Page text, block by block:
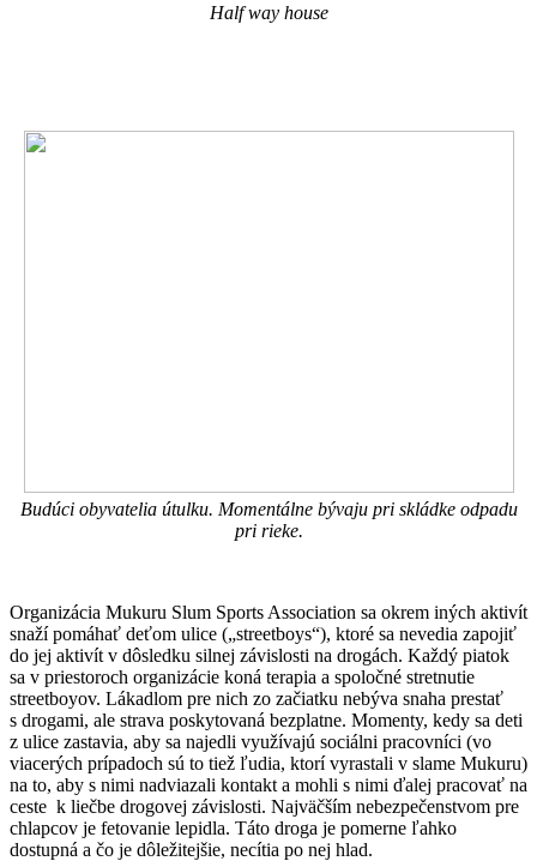
Half way house
Budúci obyvatelia útulku. Momentálne bývaju pri skládke odpadu
pri rieke.
Organizácia Mukuru Slum Sports Association sa okrem iných aktivít
snaží pomáhať deťom ulice („streetboys“), ktoré sa nevedia zapojiť
do jej aktivít v dôsledku silnej závislosti na drogách. Každý piatok
sa v priestoroch organizácie koná terapia a spoločné stretnutie
streetboyov. Lákadlom pre nich zo začiatku nebýva snaha prestať
s drogami, ale strava poskytovaná bezplatne. Momenty, kedy sa deti
z ulice zastavia, aby sa najedli využívajú sociálni pracovníci (vo
viacerých prípadoch sú to tiež ľudia, ktorí vyrastali v slame Mukuru)
na to, aby s nimi nadviazali kontakt a mohli s nimi ďalej pracovať na
ceste k liečbe drogovej závislosti. Najväčším nebezpečenstvom pre
chlapcov je fetovanie lepidla. Táto droga je pomerne ľahko
dostupná a čo je dôležitejšie, necítia po nej hlad.